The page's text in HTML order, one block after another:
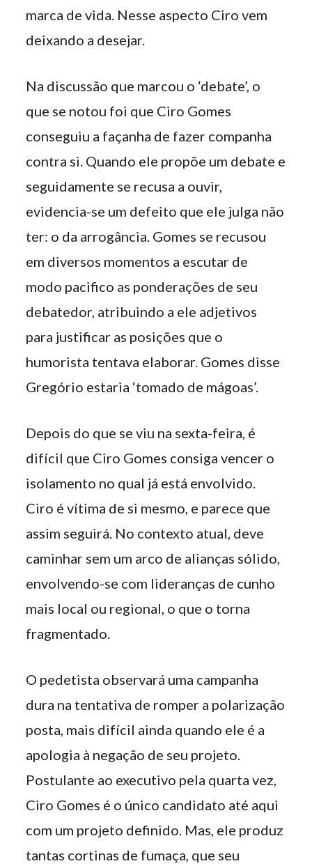
marca de vida. Nesse aspecto Ciro vem
deixando a desejar.
Na discussão que marcou o ‘debate’, o
que se notou foi que Ciro Gomes
conseguiu a façanha de fazer companha
contra si. Quando ele propõe um debate e
seguidamente se recusa a ouvir,
evidencia-se um defeito que ele julga não
ter: o da arrogância. Gomes se recusou
em diversos momentos a escutar de
modo pacifico as ponderações de seu
debatedor, atribuindo a ele adjetivos
para justificar as posições que o
humorista tentava elaborar. Gomes disse
Gregório estaria ‘tomado de mágoas’.
Depois do que se viu na sexta-feira, é
difícil que Ciro Gomes consiga vencer o
isolamento no qual já está envolvido.
Ciro é vítima de si mesmo, e parece que
assim seguirá. No contexto atual, deve
caminhar sem um arco de alianças sólido,
envolvendo-se com lideranças de cunho
mais local ou regional, o que o torna
fragmentado.
O pedetista observará uma campanha
dura na tentativa de romper a polarização
posta, mais difícil ainda quando ele é a
apologia à negação de seu projeto.
Postulante ao executivo pela quarta vez,
Ciro Gomes é o único candidato até aqui
com um projeto definido. Mas, ele produz
tantas cortinas de fumaça, que seu